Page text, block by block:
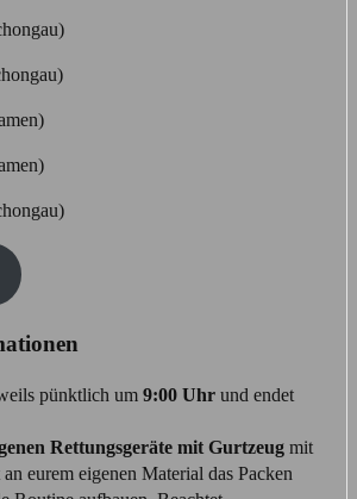
pünktlich um 9:00 Uhr und endet
Rettungsgeräte mit Gurtzeug mit
eurem eigenen Material das Packen